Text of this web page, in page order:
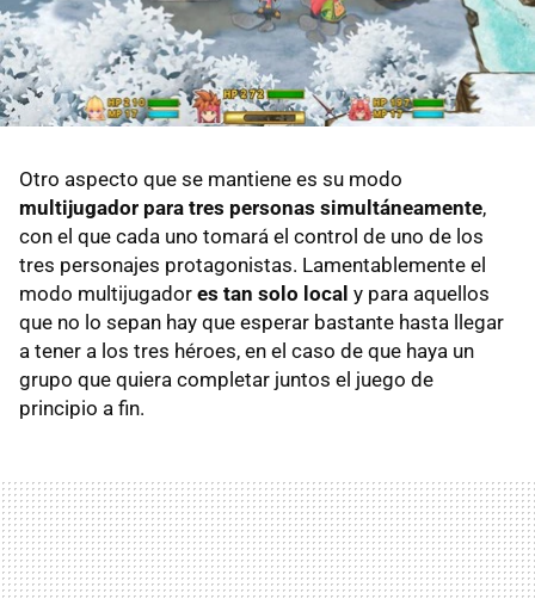
Otro aspecto que se mantiene es su modo
multijugador para tres personas simultáneamente,
con el que cada uno tomará el control de uno de los
tres personajes protagonistas. Lamentablemente el
modo multijugador es tan solo local y para aquellos
que no lo sepan hay que esperar bastante hasta llegar
a tener a los tres héroes, en el caso de que haya un
grupo que quiera completar juntos el juego de
principio a fin.